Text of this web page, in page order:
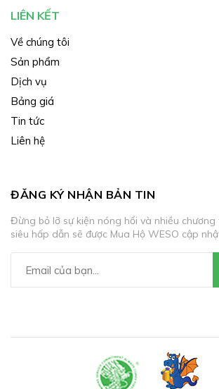
LIÊN KẾT
Về chúng tôi
Sản phẩm
Dịch vụ
Bảng giá
Tin tức
Liên hệ
ĐĂNG KÝ NHẬN BẢN TIN
Đừng bỏ lỡ sự kiện nóng hổi và nhiều
siêu hấp dẫn sẽ được Mua Hộ WESO cập